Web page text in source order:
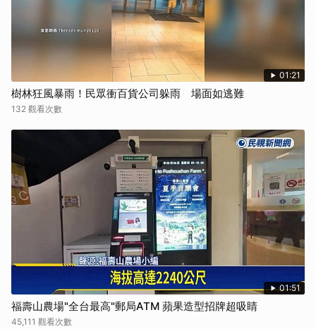
01:21
樹林狂風暴雨！民眾衝百貨公司躲雨 場面如逃難
132 觀看次數
01:51
福壽山農場"全台最高"郵局ATM 蘋果造型招牌超吸睛
45,111 觀看次數